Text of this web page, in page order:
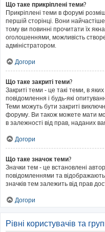
Що таке прикріплені теми?
Прикріплені теми в форумі
першій сторінці. Вони
тому ви повинні прочитати їх
оголошеннями, можливість
адміністратором.
Догори
Що таке закриті теми?
Закриті теми - це такі теми, в
повідомлення і будь-які
Теми можуть бути закриті
форуму. Ви також можете мати
в залежності від прав, наданих
Догори
Що таке значок теми?
Значки тем - це встановлені
повідомленнями та відображають
значків тем залежить від прав
Догори
Рівні користувачів та